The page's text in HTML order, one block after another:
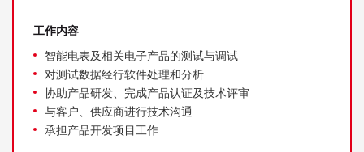
工作内容
智能电表及相关电子产品的测试与调试
对测试数据经行软件处理和分析
协助产品研发、完成产品认证及技术评审
与客户、供应商进行技术沟通
承担产品开发项目工作